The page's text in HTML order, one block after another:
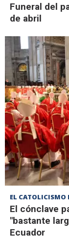
Funeral del
de abril
EL CATOLICISMO
El cónclave
"bastante
Ecuador